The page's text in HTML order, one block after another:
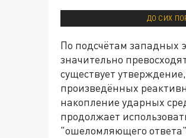
ДО СИХ
По подсчётам западных
значительно
существует
произведённых
накопление ударных
продолжает
"ошеломляющего